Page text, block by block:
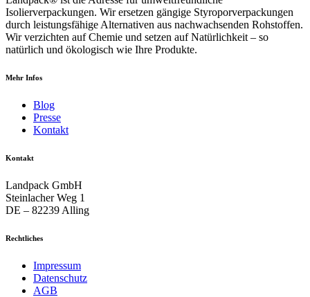
Isolierverpackungen. Wir ersetzen gängige Styroporverpackungen
durch leistungsfähige Alternativen aus nachwachsenden Rohstoffen.
Wir verzichten auf Chemie und setzen auf Natürlichkeit – so
natürlich und ökologisch wie Ihre Produkte.
Mehr Infos
Blog
Presse
Kontakt
Kontakt
Landpack GmbH
Steinlacher Weg 1
DE – 82239 Alling
Rechtliches
Impressum
Datenschutz
AGB